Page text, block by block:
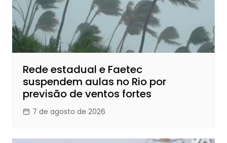
Rede estadual e Faetec
suspendem aulas no Rio por
previsão de ventos fortes
7 de agosto de 2026